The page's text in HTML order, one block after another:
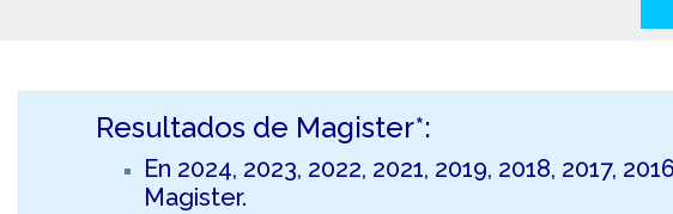
Resultados de Magister*:
En 2024, 2023, 2022, 2021, 2019, 2018, 2017,
Magister.